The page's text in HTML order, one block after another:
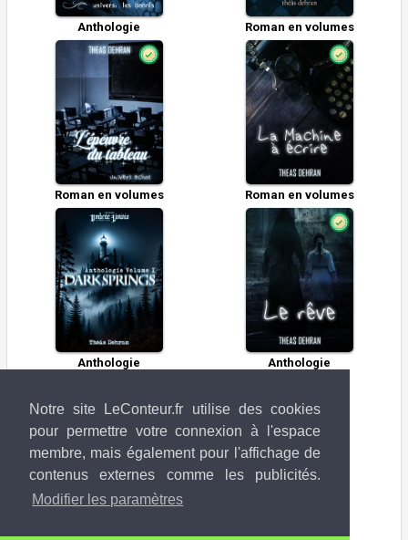
Notre site LeConteur.fr utilise des cookies
pour permettre votre connexion à l'espace
membre, mais également pour l'affichage de
contenus externes comme les publicités.
Modifier les paramètres
Anthologie Roman en volumes
Roman en volumes Roman en volumes
Anthologie Anthologie